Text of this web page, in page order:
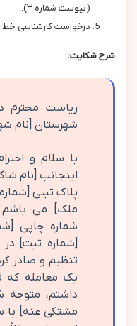
(پیوست شماره ۳).
درخواست کارشناسی خط
شرح شکایت:
ریاست محترم
شهرستان [نام
با سلام و
اینجانب [نام
پلاک ثبتی
ملک] می
شماره چاپی
[شماره ثبت] در
تنظیم و صادر
یک معامله که
داشتم، متوجه
مشتکی عنه] با